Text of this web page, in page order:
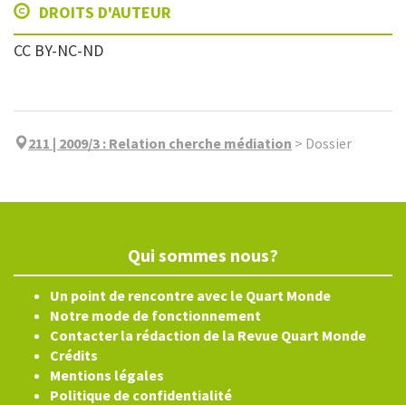
DROITS D'AUTEUR
CC BY-NC-ND
211 | 2009/3 : Relation cherche médiation > Dossier
Qui sommes nous?
Un point de rencontre avec le Quart Monde
Notre mode de fonctionnement
Contacter la rédaction de la Revue Quart Monde
Crédits
Mentions légales
Politique de confidentialité